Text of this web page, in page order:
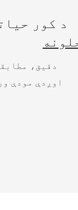
د کور
دقیق،
اوږدې مودې